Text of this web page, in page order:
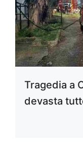
Tragedia a
devasta